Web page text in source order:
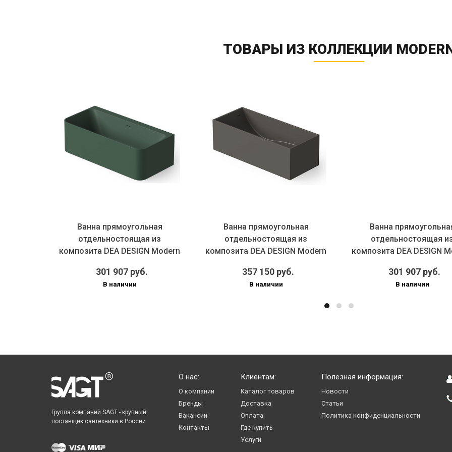
ТОВАРЫ ИЗ КОЛЛЕКЦИИ
Ванна прямоугольная
отдельностоящая из
композита DEA DESIGN Modern
301 907 руб.
В наличии
Ванна прямоугольная
отдельностоящая из
композита DEA DESIGN Modern
357 150 руб.
В наличии
Ванна
отдельностоящая
композита DEA DESIGN
301 907 руб.
В наличии
Группа компаний SAGT - крупный
поставщик сантехники в России
О нас:
О компании
Бренды
Вакансии
Контакты
Клиентам:
Каталог товаров
Доставка
Оплата
Где купить
Услуги
Полезная информация:
Новости
Статьи
Политика конфиденциальности